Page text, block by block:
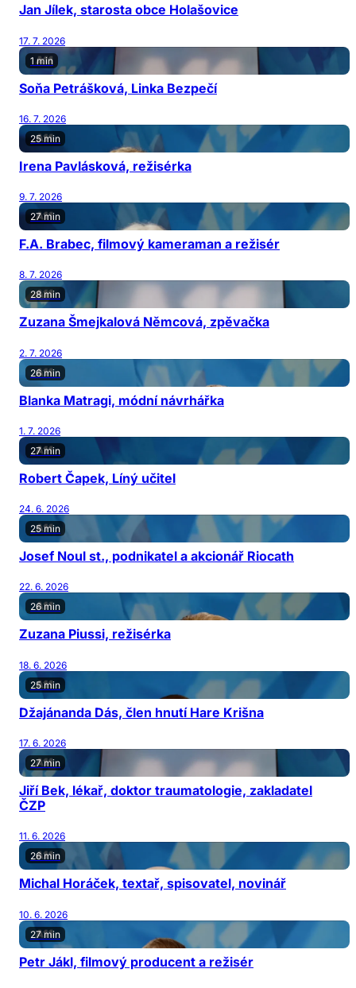
Jan Jílek, starosta obce Holašovice
17. 7. 2026
1 min
Soňa Petrášková, Linka Bezpečí
16. 7. 2026
25 min
Irena Pavlásková, režisérka
9. 7. 2026
27 min
F.A. Brabec, filmový kameraman a režisér
8. 7. 2026
28 min
Zuzana Šmejkalová Němcová, zpěvačka
2. 7. 2026
26 min
Blanka Matragi, módní návrhářka
1. 7. 2026
27 min
Robert Čapek, Líný učitel
24. 6. 2026
25 min
Josef Noul st., podnikatel a akcionář Riocath
22. 6. 2026
26 min
Zuzana Piussi, režisérka
18. 6. 2026
25 min
Džajánanda Dás, člen hnutí Hare Krišna
17. 6. 2026
27 min
Jiří Bek, lékař, doktor traumatologie, zakladatel
ČZP
11. 6. 2026
26 min
Michal Horáček, textař, spisovatel, novinář
10. 6. 2026
27 min
Petr Jákl, filmový producent a režisér